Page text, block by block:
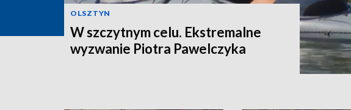
OLSZTYN
W szczytnym celu. Ekstremalne
wyzwanie Piotra Pawelczyka